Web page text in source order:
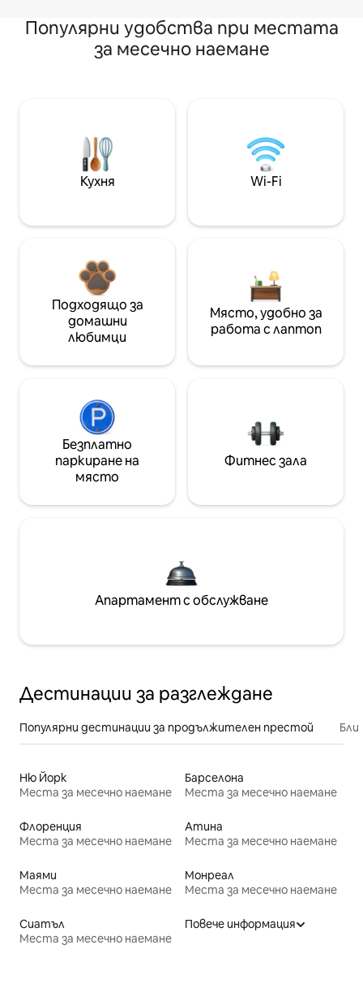
Популярни удобства при местата
за месечно наемане
Кухня Wi-Fi
Подходящо за
домашни
любимци
Място, удобно за
работа с лаптоп
Безплатно
паркиране на
място
Фитнес зала
Апартамент с обслужване
Дестинации за разглеждане
Популярни дестинации за продължителен престой
Ню Йорк
Места за месечно наемане
Барселона
Места за месечно наемане
Флоренция
Места за месечно наемане
Атина
Места за месечно наемане
Маями
Места за месечно наемане
Монреал
Места за месечно наемане
Сиатъл
Места за месечно наемане
Повече информация